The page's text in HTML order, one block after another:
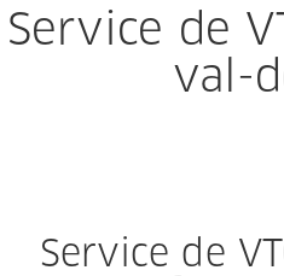
INSCRIPTION CLIENT
Conduire
Service de
val-
Service de